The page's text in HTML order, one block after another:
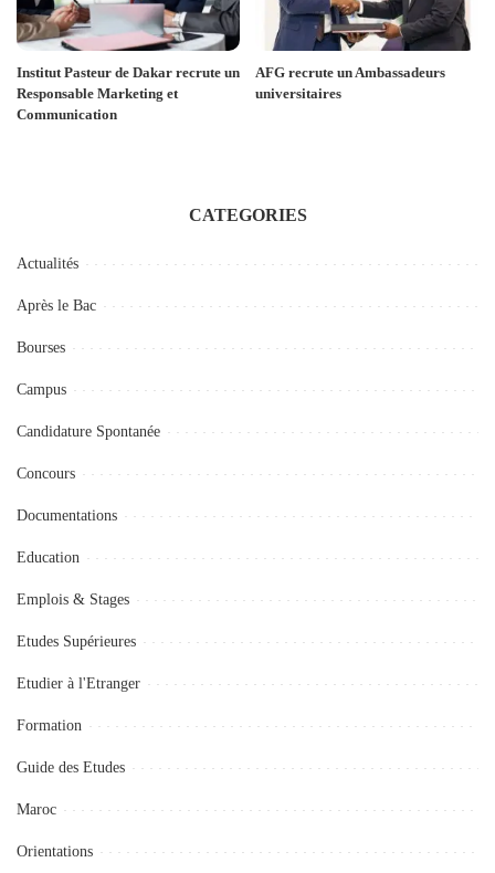
Institut Pasteur de Dakar recrute un
Responsable Marketing et
Communication
AFG recrute un Ambassadeurs
universitaires
CATEGORIES
Actualités
Après le Bac
Bourses
Campus
Candidature Spontanée
Concours
Documentations
Education
Emplois & Stages
Etudes Supérieures
Etudier à l'Etranger
Formation
Guide des Etudes
Maroc
Orientations